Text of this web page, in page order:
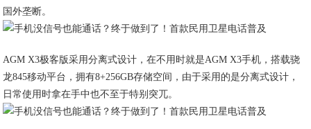
国外垄断。
AGM X3极客版采用分离式设计，在不用时就是AGM X3手机，搭载骁
龙845移动平台，拥有8+256GB存储空间，由于采用的是分离式设计，
日常使用时拿在手中也不至于特别突兀。